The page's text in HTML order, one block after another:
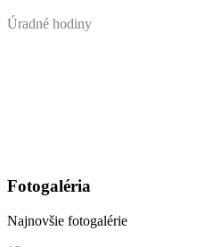
Úradné hodiny
Fotogaléria
Najnovšie fotogalérie